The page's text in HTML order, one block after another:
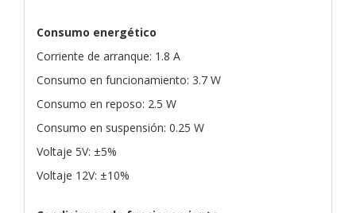
Consumo energético
Corriente de arranque: 1.8 A
Consumo en funcionamiento: 3.7 W
Consumo en reposo: 2.5 W
Consumo en suspensión: 0.25 W
Voltaje 5V: ±5%
Voltaje 12V: ±10%